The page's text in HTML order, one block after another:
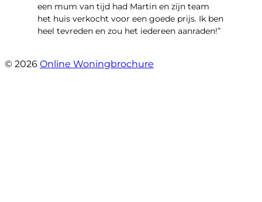
een mum van tijd had Martin en zijn team
het huis verkocht voor een goede prijs. Ik ben
heel tevreden en zou het iedereen aanraden!”
© 2026 Online Woningbrochure